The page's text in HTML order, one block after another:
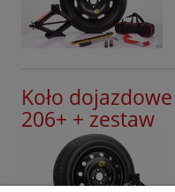
Omoda
Peugeot
Porsche
Infinity
Traveller
Koło
206+ + zestaw